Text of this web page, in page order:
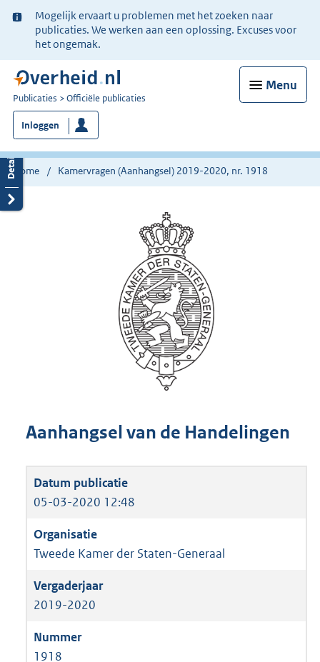
Ter
informatie:
Mogelijk ervaart u problemen met het zoeken naar
publicaties. We werken aan een oplossing. Excuses voor
het ongemak.
Menu
U
bent
nu
hier:
Publicaties Officiële publicaties
Inloggen
Home Kamervragen (Aanhangsel) 2019-2020, nr. 1918
Aanhangsel van de Handelingen
05-03-2020 12:48
Tweede Kamer der Staten-Generaal
2019-2020
1918